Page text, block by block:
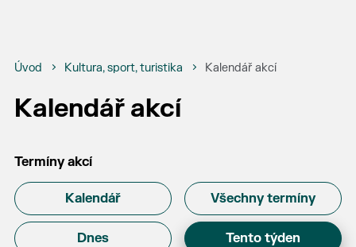
Úvod Kultura, sport, turistika Kalendář akcí
Kalendář akcí
Termíny akcí
Kalendář Všechny termíny
Dnes Tento týden